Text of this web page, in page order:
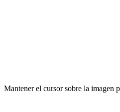
Mantener el cursor sobre la imagen